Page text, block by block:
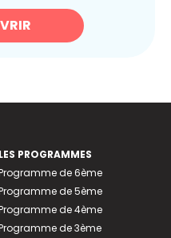
LES PROGRAMMES
de 6ème
de 5ème
de 4ème
de 3ème